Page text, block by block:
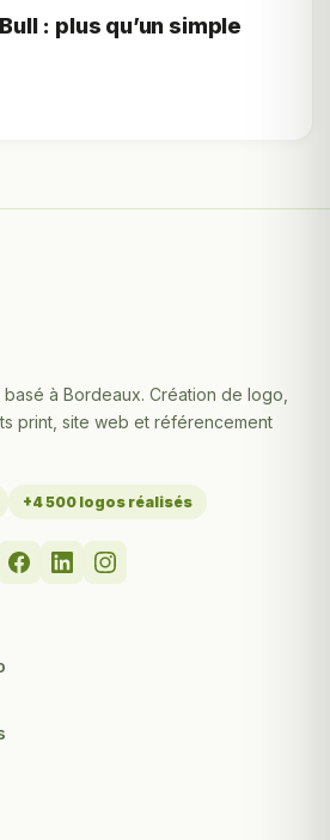
: plus qu’un simple
à Bordeaux. Création de logo,
print, site web et référencement
+4 500 logos réalisés